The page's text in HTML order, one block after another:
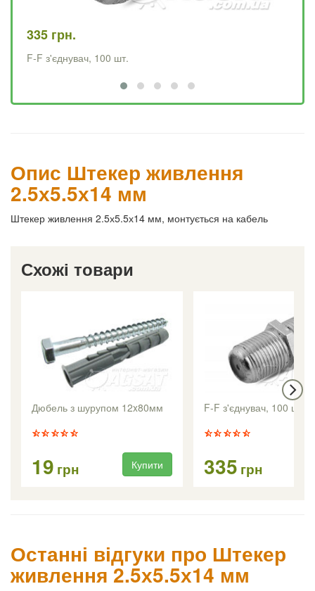
335 грн.
F-F з'єднувач, 100 шт.
Опис Штекер живлення
2.5х5.5х14 мм
Штекер живлення 2.5х5.5х14 мм, монтується на кабель
Схожі товари
Дюбель з шурупом 12x80мм
19 грн Купити
F-F з'єднувач, 100 шт.
335 грн
Останні відгуки про Штекер
живлення 2.5х5.5х14 мм